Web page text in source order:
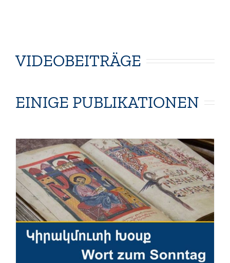
VIDEOBEITRÄGE
EINIGE PUBLIKATIONEN